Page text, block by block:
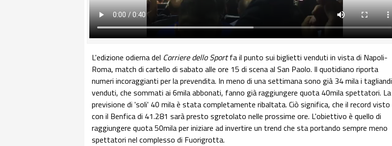
L'edizione odierna del Corriere dello Sportfa il punto sui biglietti venduti in vista di Napoli-
Roma, match di cartello di sabato alle ore 15 di scena al San Paolo. Il quotidiano riporta
numeri incoraggianti per la prevendita. In meno di una settimana sono già 34 mila i tagliandi
venduti, che sommati ai 6mila abbonati, fanno già raggiungere quota 40mila spettatori. La
previsione di 'soli' 40 mila è stata completamente ribaltata. Ciò significa, che il record visto
con il Benfica di 41.281 sarà presto sgretolato nelle prossime ore. L'obiettivo è quello di
raggiungere quota 50mila per iniziare ad invertire un trend che sta portando sempre meno
spettatori nel complesso di Fuorigrotta.